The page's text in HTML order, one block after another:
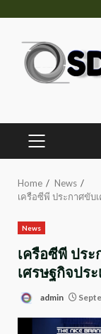
content
PRIMARY
Home
News
เครือซีพี ประกาศขับ
News
เครือซีพี ปร
เศรษฐกิจประ
admin